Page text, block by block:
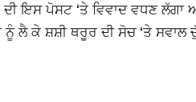
ਇਸ ਪੋਸਟ ‘ਤੇ ਵਿਵਾਦ ਵਧਣ ਲੱਗਾ
ਲੈ ਕੇ ਸ਼ਸ਼ੀ ਥਰੂਰ ਦੀ ਸੋਚ ‘ਤੇ ਸਵਾਲ